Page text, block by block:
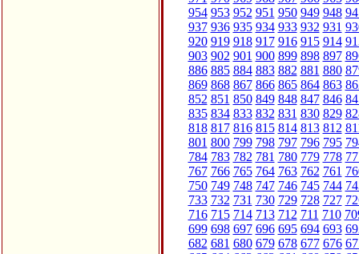
954 953 952 951 950 949 948
937 936 935 934 933 932 931
920 919 918 917 916 915 914
903 902 901 900 899 898 897
886 885 884 883 882 881 880
869 868 867 866 865 864 863
852 851 850 849 848 847 846
835 834 833 832 831 830 829
818 817 816 815 814 813 812
801 800 799 798 797 796 795
784 783 782 781 780 779 778
767 766 765 764 763 762 761
750 749 748 747 746 745 744
733 732 731 730 729 728 727
716 715 714 713 712 711 710
699 698 697 696 695 694 693
682 681 680 679 678 677 676